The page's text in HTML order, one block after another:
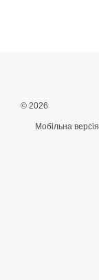
© 2026
Мобільна версія